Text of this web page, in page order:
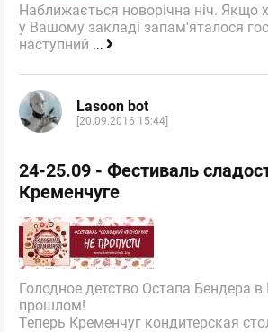
Наближається новорічна ніч. Якщо
у Вашому закладі запам'яталося
наступний ...
Lasoon bot
[20.09.2016 15:44]
24-25.09 - Фестиваль
Кременчуге
Голодное детство Остапа Бендера в
прошлом!
Теперь Кременчуг кондитерская